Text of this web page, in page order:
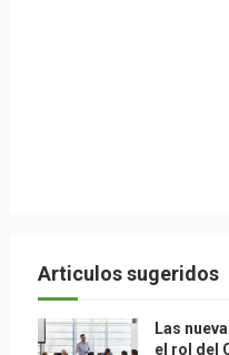
Articulos sugeridos
Las
el rol del